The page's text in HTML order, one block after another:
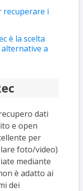
recuperare i
è la scelta
a
dati
e open
per
foto/video)
mediante
è adatto ai
dei